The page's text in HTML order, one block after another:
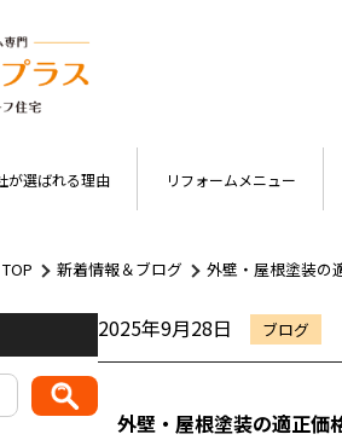
が選ばれる理由 リフォームメニュー
新着情報＆ブログ 外壁・屋根塗装の
2025年9月28日 ブログ
外壁・屋根塗装の適正価